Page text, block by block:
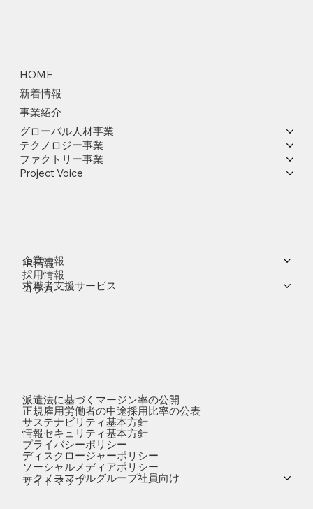
HOME
新着情報
事業紹介
グローバル人材事業
テクノロジー事業
ファクトリー事業
Project Voice
企業情報
IR情報
採用情報
求職者支援サービス
コラム
派遣法に基づくマージン率の公開
正規雇用労働者の中途採用比率の公表
サステナビリティ基本方針
情報セキュリティ基本方針
プライバシーポリシー
ディスクロージャーポリシー
ソーシャルメディアポリシー
テクノスマイルグループ社員向け
サイトマップ